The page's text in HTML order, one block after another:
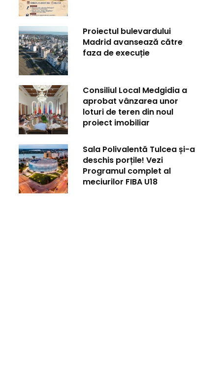
Proiectul bulevardului
Madrid avansează către
faza de execuție
Consiliul Local Medgidia a
aprobat vânzarea unor
loturi de teren din noul
proiect imobiliar
Sala Polivalentă Tulcea și-a
deschis porțile! Vezi
Programul complet al
meciurilor FIBA U18